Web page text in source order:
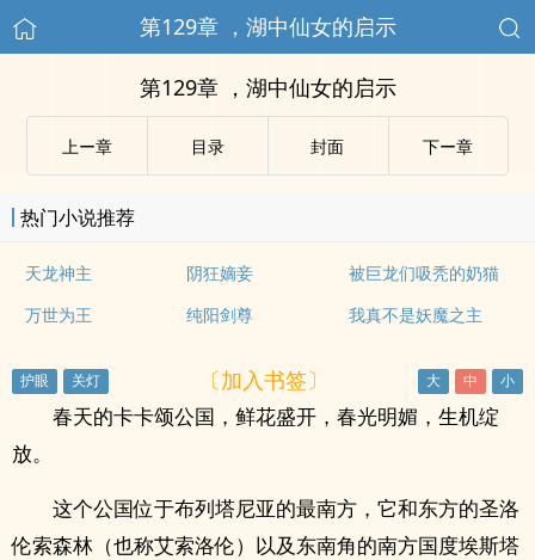
第129章 ，湖中仙女的启示
第129章 ，湖中仙女的启示
上ー章 目录 封面 下ー章
热门小说推荐
天龙神主 阴狂嫡妾
被巨龙们吸秃的奶猫
万世为王
纯阳剑尊 我真不是妖魔之主
〔加入书签〕
春天的卡卡颂公国，鲜花盛开，春光明媚，生机绽
放。
这个公国位于布列塔尼亚的最南方，它和东方的圣洛
伦索森林（也称艾索洛伦）以及东南角的南方国度埃斯塔